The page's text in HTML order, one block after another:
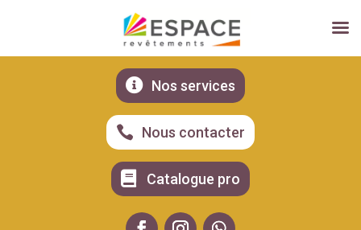
 Nos services
 Nous contacter
 Catalogue pro